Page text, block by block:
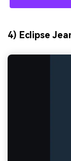
4) Eclipse